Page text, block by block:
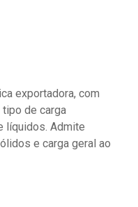
exportadora, com
de carga
líquidos. Admite
e carga geral ao